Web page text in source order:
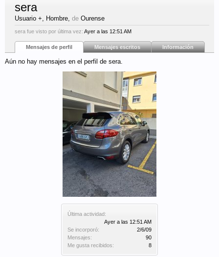
Última actividad:
Ayer a las 12:51 AM
Se incorporó:
2/6/09
Mensajes:
90
Me gusta recibidos:
8
sera
Usuario +, Hombre, de Ourense
sera fue visto por última vez: Ayer a las 12:51 AM
Mensajes de perfil Mensajes escritos Información
Aún no hay mensajes en el perfil de sera.